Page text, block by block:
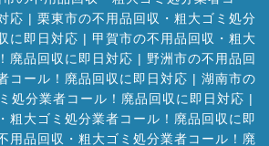
応 | 栗東市の不用品回収・粗大ゴミ処分
に即日対応 | 甲賀市の不用品回収・粗大
廃品回収に即日対応 | 野洲市の不用品回
コール！廃品回収に即日対応 | 湖南市の
処分業者コール！廃品回収に即日対応 |
粗大ゴミ処分業者コール！廃品回収に即
用品回収・粗大ゴミ処分業者コール！廃